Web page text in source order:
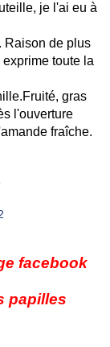
je l'ai eu à
Raison de plus
toute la
gras
l'ouverture
fraîche.
facebook
papilles